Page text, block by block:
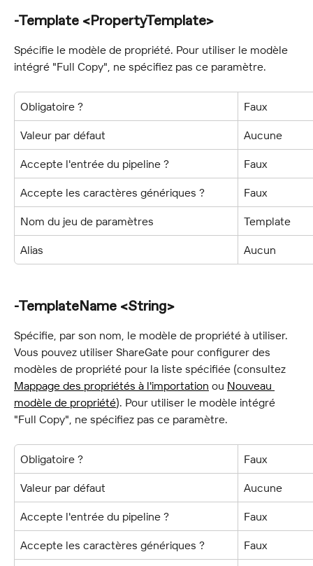
-Template <PropertyTemplate>
Spécifie le modèle de propriété. Pour utiliser le modèle
intégré "Full Copy", ne spécifiez pas ce paramètre.
Obligatoire ? Faux
Valeur par défaut Aucune
Accepte l'entrée du pipeline ? Faux
Accepte les caractères génériques ? Faux
Nom du jeu de paramètres Template
Alias Aucun
-TemplateName <String>
Spécifie, par son nom, le modèle de propriété à utiliser.
Vous pouvez utiliser ShareGate pour configurer des
modèles de propriété pour la liste spécifiée (consultez
Mappage des propriétés à l'importation ou Nouveau
modèle de propriété). Pour utiliser le modèle intégré
"Full Copy", ne spécifiez pas ce paramètre.
Obligatoire ? Faux
Valeur par défaut Aucune
Accepte l'entrée du pipeline ? Faux
Accepte les caractères génériques ? Faux